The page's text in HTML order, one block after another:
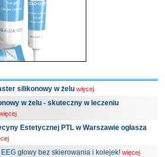
silikonowy w żelu więcej
w żelu - skuteczny w leczeniu
Estetycznej PTL w Warszawie ogłasza
głowy bez skierowania i kolejek! więcej